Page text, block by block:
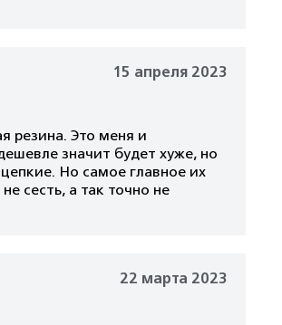
15 апреля 2023
резина. Это меня и
значит будет хуже, но
Но самое главное их
сесть, а так точно не
22 марта 2023